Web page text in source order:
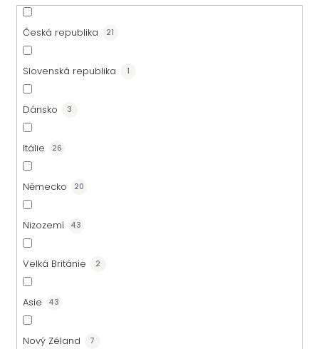
Česká republika 21
Slovenská republika 1
Dánsko 3
Itálie 26
Německo 20
Nizozemí 43
Velká Británie 2
Asie 43
Nový Zéland 7